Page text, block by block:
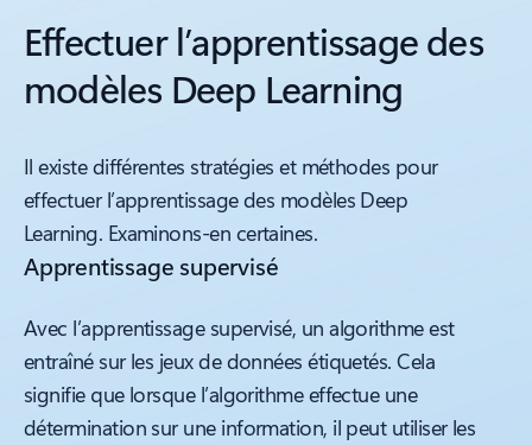
Effectuer l’apprentissage des
modèles Deep Learning
Il existe différentes stratégies et méthodes pour
effectuer l’apprentissage des modèles Deep
Learning. Examinons-en certaines.
Apprentissage supervisé
Avec l’apprentissage supervisé, un algorithme est
entraîné sur les jeux de données étiquetés. Cela
signifie que lorsque l’algorithme effectue une
détermination sur une information, il peut utiliser les